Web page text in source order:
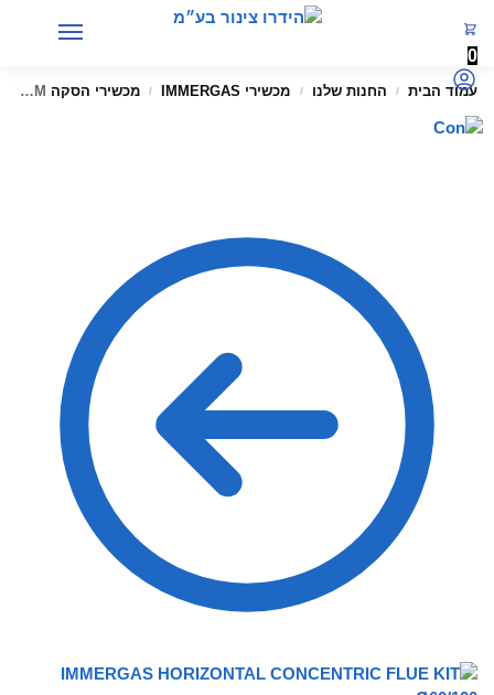
0
עמוד הבית / החנות שלנו / מכשירי IMMERGAS / מכשירי הסקה CONDENSING IMMERGAS EXTENSION KIT PIPE Ø60/100 500MM